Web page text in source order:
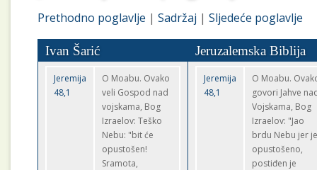
Prethodno poglavlje |Sadržaj |Sljedeće poglavlje
Ivan Šarić Jeruzalemska Biblija
Jeremija
48,1
O Moabu. Ovako
veli Gospod nad
vojskama, Bog
Izraelov: Teško
Nebu: "bit će
opustošen!
Sramota,
Jeremija
48,1
O Moabu.
govori Jahve
Vojskama, Bog
Izraelov: "Jao
brdu Nebu jer
opustošeno,
postiđen je